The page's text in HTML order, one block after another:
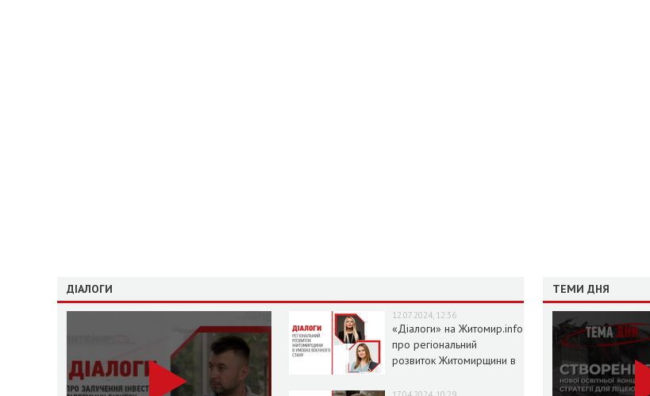
ДІАЛОГИ
12.07.2024, 12:36
«Діалоги» на Житомир.info
про регіональний
розвиток Житомирщини в
ТЕМИ ДНЯ